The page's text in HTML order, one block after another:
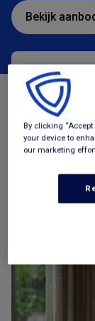
Bekijk
By clicking
your device to
our marketing